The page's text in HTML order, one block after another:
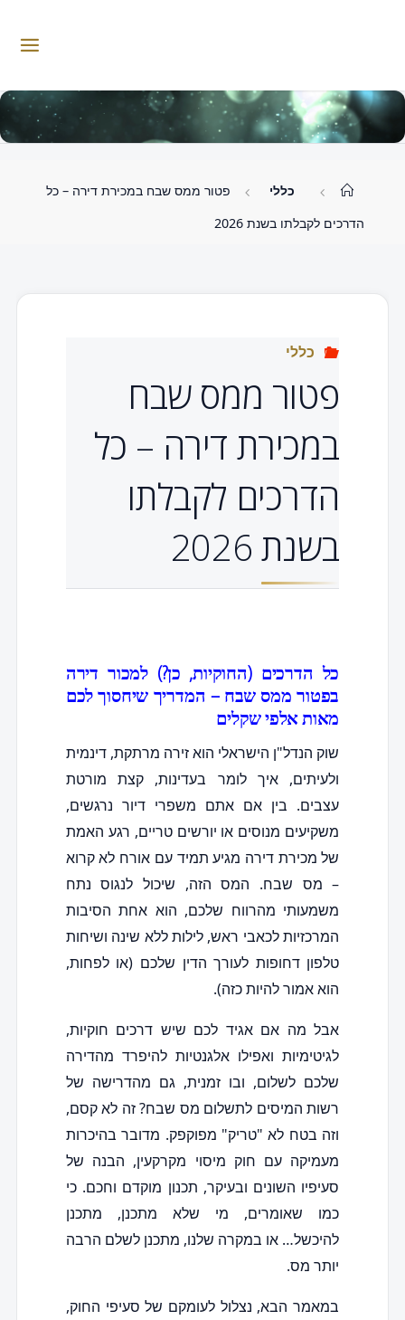
W
W
.
M
I
K
עמוד
כללי
פטור ממס שבח במכירת דירה – כל
הדרכים לקבלתו בשנת 2026
כללי
פטור ממס שבח
במכירת דירה – כל
הדרכים לקבלתו
בשנת 2026
כל הדרכים (החוקיות, כן?) למכור דירה
בפטור ממס שבח – המדריך שיחסוך לכם
מאות אלפי שקלים
שוק הנדל"ן הישראלי הוא זירה מרתקת, דינמית
ולעיתים, איך לומר בעדינות, קצת מורטת
עצבים. בין אם אתם משפרי דיור נרגשים,
משקיעים מנוסים או יורשים טריים, רגע האמת
של מכירת דירה מגיע תמיד עם אורח לא קרוא
– מס שבח. המס הזה, שיכול לנגוס נתח
משמעותי מהרווח שלכם, הוא אחת הסיבות
המרכזיות לכאבי ראש, לילות ללא שינה ושיחות
טלפון דחופות לעורך הדין שלכם (או לפחות,
הוא אמור להיות כזה).
אבל מה אם אגיד לכם שיש דרכים חוקיות,
לגיטימיות ואפילו אלגנטיות להיפרד מהדירה
שלכם לשלום, ובו זמנית, גם מהדרישה של
רשות המיסים לתשלום מס שבח? זה לא קסם,
וזה בטח לא "טריק" מפוקפק. מדובר בהיכרות
מעמיקה עם חוק מיסוי מקרקעין, הבנה של
סעיפיו השונים ובעיקר, תכנון מוקדם וחכם. כי
כמו שאומרים, מי שלא מתכנן, מתכנן
להיכשל… או במקרה שלנו, מתכנן לשלם הרבה
יותר מס.
במאמר הבא, נצלול לעומקם של סעיפי החוק,